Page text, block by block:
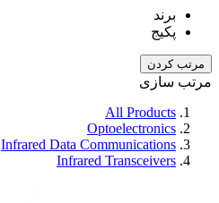
برند
پکیج
مرتب کردن
مرتب سازی
All Products
Optoelectronics
Infrared Data Communications
Infrared Transceivers